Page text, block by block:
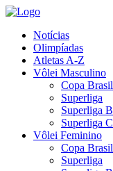
Notícias
Olimpíadas
Atletas A-Z
Vôlei Masculino
Copa Brasil
Superliga
Superliga B
Superliga C
Vôlei Feminino
Copa Brasil
Superliga